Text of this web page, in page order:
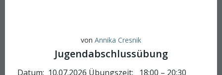
von Annika Cresnik
Jugendabschlussübung
Datum: 10.07.2026 Übungszeit: 18:00 – 20:30